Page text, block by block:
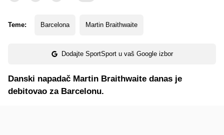
Teme: Barcelona Martin Braithwaite
Dodajte SportSport u vaš Google izbor
Danski napadač Martin Braithwaite danas je
debitovao za Barcelonu.